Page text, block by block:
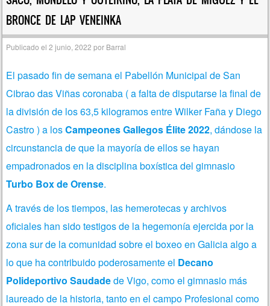
BRONCE DE LAP VENEINKA
Publicado el2 junio, 2022 por Barral
El pasado fin de semana el Pabellón Municipal de San
Cibrao das Viñas coronaba ( a falta de disputarse la final de
la división de los 63,5 kilogramos entre Wilker Faña y Diego
Castro ) a losCampeones Gallegos Élite 2022, dándose la
circunstancia de que la mayoría de ellos se hayan
empadronados en la disciplina boxística del gimnasio
Turbo Box de Orense.
A través de los tiempos, las hemerotecas y archivos
oficiales han sido testigos de la hegemonía ejercida por la
zona sur de la comunidad sobre el boxeo en Galicia algo a
lo que ha contribuido poderosamente el Decano
Polideportivo Saudadede Vigo, como el gimnasio más
laureado de la historia, tanto en el campo Profesional como